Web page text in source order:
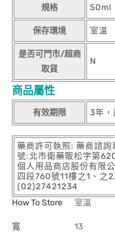
規格 50ml
保存環境 室溫
是否可門市/超商
取貨
N
商品屬性
有效期限 3年，
藥商許可執照: 藥商諮
號:北市衛藥販松字第
個人用品商店股份有限
四段760號11樓之1、之
(02)27421234
How To Store
室溫
寬 13